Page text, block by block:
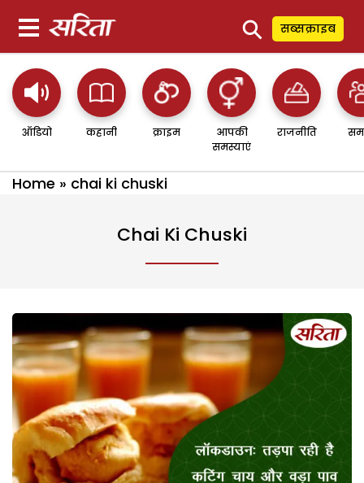
⚲ सब्सक्राइब
ऑडियो कहानी क्राइम
आपकी
समस्याएं
राजनीति
Home » chai ki chuski
Chai Ki Chuski